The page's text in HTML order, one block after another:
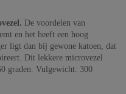
De voordelen van
en het heeft een hoog
ligt dan bij gewone katoen, dat
Dit lekkere microvezel
graden. Vulgewicht: 300